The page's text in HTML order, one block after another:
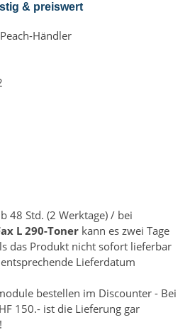
& preiswert
Händler
48 Std. (2 Werktage) / bei
L 290-Toner kann es zwei Tage
das Produkt nicht sofort lieferbar
Lieferdatum
bestellen im Discounter - Bei
150.- ist die Lieferung gar